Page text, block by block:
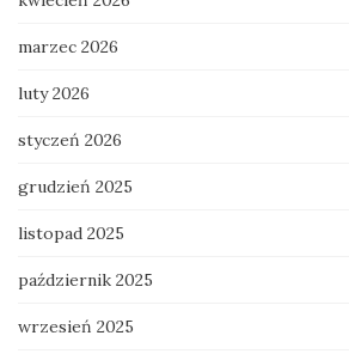
marzec 2026
luty 2026
styczeń 2026
grudzień 2025
listopad 2025
październik 2025
wrzesień 2025